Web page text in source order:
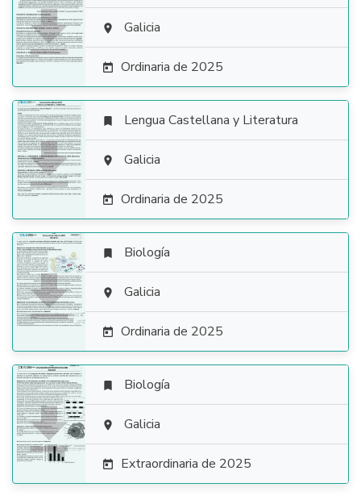
  Galicia
 Ordinaria de 2025

 Lengua Castellana y Literatura
 Galicia
 Ordinaria de 2025

 Biología
 Galicia
 Ordinaria de 2025

 Biología
 Galicia
 Extraordinaria de 2025